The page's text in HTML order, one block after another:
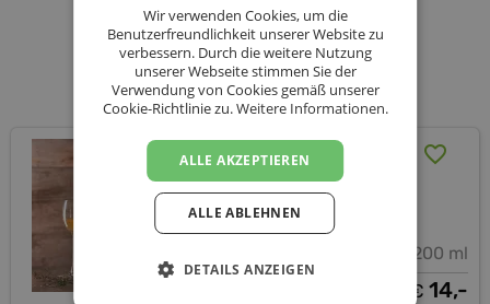
moderner Form für die moderne Welt zu nutzen, in
naturreinen und unverfälschten Qualitätsprodukten
– das ist die Idee von APIS-Z.
BESTELLUNG STARTEN
Unsere Produkte
Auf Geht´s!, Bio Oxymel
APIS-Z / Demeter Bio-Imkerei
200 ml
€ 14,-
Wir verwenden Cookies, um die
Benutzerfreundlichkeit unserer Website zu
verbessern. Durch die weitere Nutzung
unserer Webseite stimmen Sie der
Verwendung von Cookies gemäß unserer
Cookie-Richtlinie zu.Weitere Informationen.
ALLE AKZEPTIEREN
ALLE ABLEHNEN
DETAILS ANZEIGEN